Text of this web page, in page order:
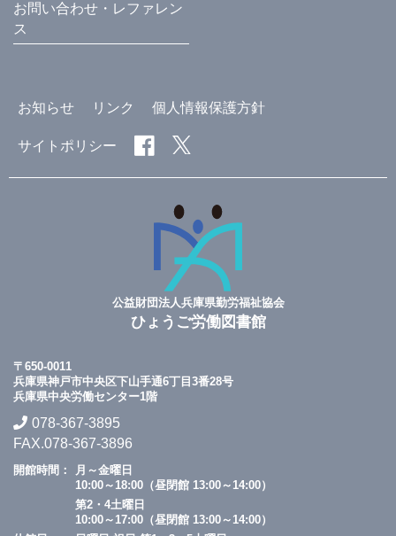
お問い合わせ・レファレン
ス
お知らせ リンク 個人情報保護方針
サイトポリシー
公益財団法人兵庫県勤労福祉協会
ひょうご労働図書館
〒650-0011
兵庫県神戸市中央区下山手通6丁目3番28号
兵庫県中央労働センター1階
078-367-3895
FAX.078-367-3896
開館時間：
月～金曜日
10:00～18:00（昼閉館 13:00～14:00）
第2・4土曜日
10:00～17:00（昼閉館 13:00～14:00）